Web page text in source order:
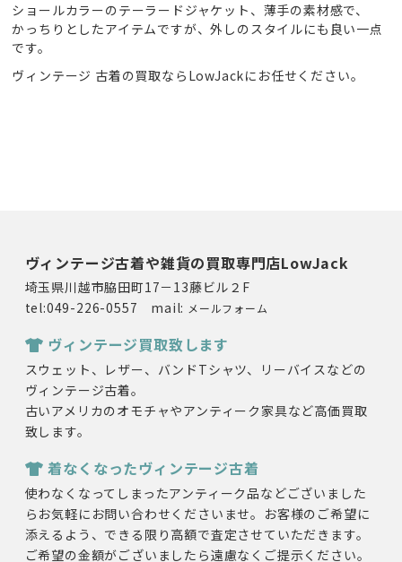
ショールカラーのテーラードジャケット、薄手の素材感で、
かっちりとしたアイテムですが、外しのスタイルにも良い一点
です。
ヴィンテージ 古着の買取ならLowJackにお任せください。
ヴィンテージ古着や雑貨の買取専門店LowJack
埼玉県川越市脇田町17－13藤ビル２F
tel:049-226-0557 mail: メールフォーム
ヴィンテージ買取致します
スウェット、レザー、バンドTシャツ、リーバイスなどの
ヴィンテージ古着。
古いアメリカのオモチャやアンティーク家具など高価買取
致します。
着なくなったヴィンテージ古着
使わなくなってしまったアンティーク品などございました
らお気軽にお問い合わせくださいませ。お客様のご希望に
添えるよう、できる限り高額で査定させていただきます。
ご希望の金額がございましたら遠慮なくご提示ください。